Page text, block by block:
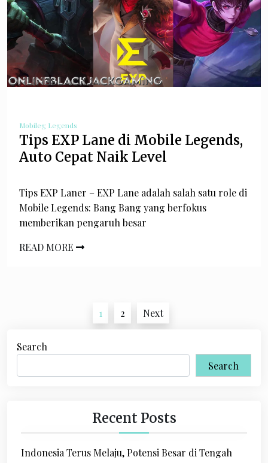
Mobileg Legends
Tips EXP Lane di Mobile Legends,
Auto Cepat Naik Level
Tips EXP Laner – EXP Lane adalah salah satu role di
Mobile Legends: Bang Bang yang berfokus
memberikan pengaruh besar
READ MORE
1 2 Next
Search
Search
Recent Posts
Indonesia Terus Melaju, Potensi Besar di Tengah